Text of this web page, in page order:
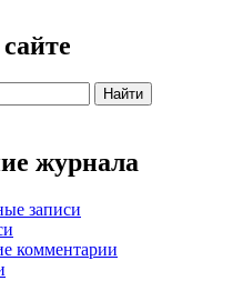
журнала
записи
комментарии